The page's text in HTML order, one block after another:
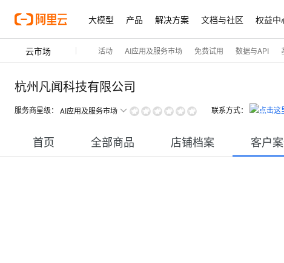
大模型 产品 解决方案 文档与社区 权益中
云市场 活动 AI应用及服务市场 免费试用 数据与API
杭州凡闻科技有限公司
服务商星级： AI应用及服务市场 联系方式：
首页 全部商品 店铺档案 客户案